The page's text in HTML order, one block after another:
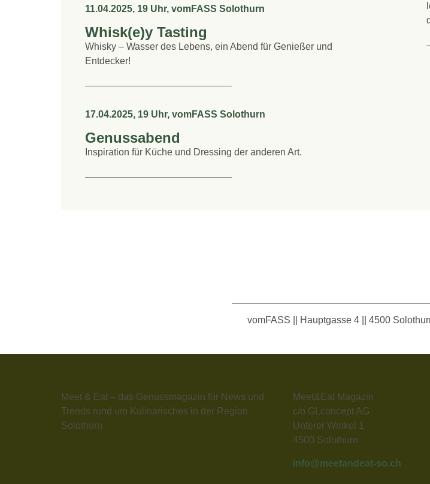
11.04.2025, 19 Uhr, vomFASS Solothurn
Whisk(e)y Tasting
Whisky – Wasser des Lebens, ein Abend für Genießer und
Entdecker!
17.04.2025, 19 Uhr, vomFASS Solothurn
Genussabend
Inspiration für Küche und Dressing der anderen Art.
vomFASS || Hauptgasse 4 || 4500
Meet & Eat – das Genussmagazin für News und
Trends rund um Kulinarisches in der Region
Solothurn
Meet&Eat Magazin
c/o GLconcept AG
Unterer Winkel 1
4500 Solothurn
info@meetandeat-so.ch